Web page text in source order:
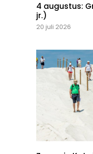
4 augustus:
jr.)
20 juli 2026